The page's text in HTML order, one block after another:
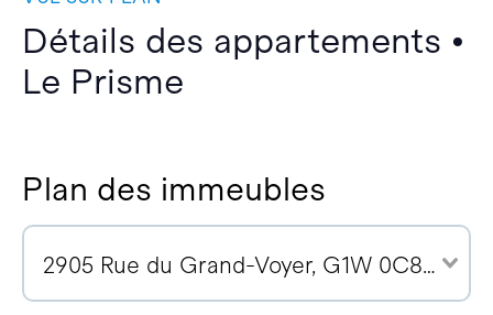
Détails des appartements •
Le Prisme
Plan des immeubles
2905 Rue du Grand-Voyer, G1W 0C8 (4)